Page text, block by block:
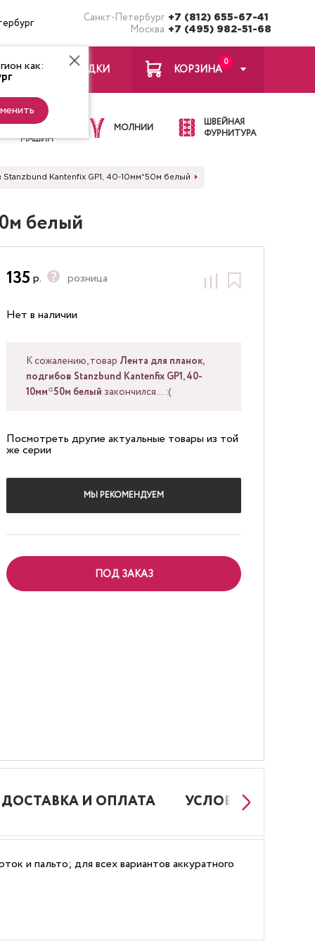
Санкт-Петербург +7 (812) 655-67-41
Москва +7 (495) 982-51-68
как: ЗАКЛАДКИ
0
КОРЗИНА
ИГЛЫ ДЛЯ
ШВЕЙНЫХ
МАШИН
МОЛНИИ
ШВЕЙНАЯ
ФУРНИТУРА
Stanzbund Kantenfix GP1, 40-10мм*50м белый
белый
135 р. розница
Нет в наличии
К сожалению, товар Лента для планок,
подгибов Stanzbund Kantenfix GP1, 40-
10мм*50м белый закончился... :(
Посмотреть другие актуальные товары из той
же серии
МЫ РЕКОМЕНДУЕМ
ПОД ЗАКАЗ
ДОСТАВКА И ОПЛАТА УСЛОВИЯ РАБОТЫ
и пальто; для всех вариантов аккуратного